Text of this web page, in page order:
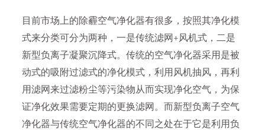
目前市场上的除霾空气净化器有很多，按照其净化模
式来分类可分为两种，一是传统滤网+风机式，二是
新型负离子凝聚沉降式。传统的空气净化器采用是被
动式的吸附过滤式的净化模式，利用风机抽风，再利
用滤网来过滤粉尘等污染物从而实现净化空气，为保
证净化效果需要定期的更换滤网。而新型负离子空气
净化器与传统空气净化器的不同之处在于它是利用负